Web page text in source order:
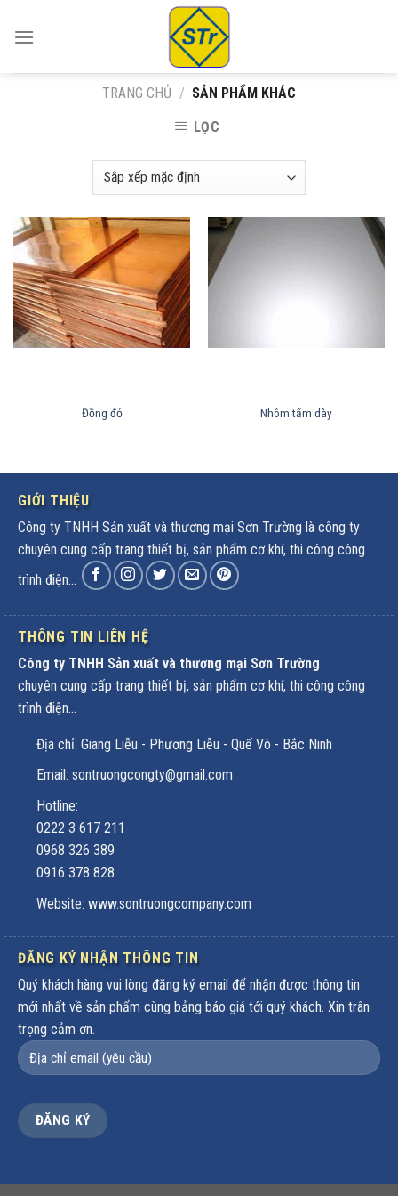
TRANG CHỦ / SẢN PHẨM KHÁC
LỌC
Đồng đỏ Nhôm tấm dày
GIỚI THIỆU
Công ty TNHH Sản xuất và thương mại Sơn Trường là công ty
chuyên cung cấp trang thiết bị, sản phẩm cơ khí, thi công công
trình điện...
THÔNG TIN LIÊN HỆ
Công ty TNHH Sản xuất và thương mại Sơn Trường
chuyên cung cấp trang thiết bị, sản phẩm cơ khí, thi công công
trình điện...
Địa chỉ: Giang Liễu - Phương Liễu - Quế Võ - Bắc Ninh
Email: sontruongcongty@gmail.com
Hotline:
0222 3 617 211
0968 326 389
0916 378 828
Website: www.sontruongcompany.com
ĐĂNG KÝ NHẬN THÔNG TIN
Quý khách hàng vui lòng đăng ký email để nhận được thông tin
mới nhất về sản phẩm cùng bảng báo giá tới quý khách. Xin trân
trọng cảm ơn.